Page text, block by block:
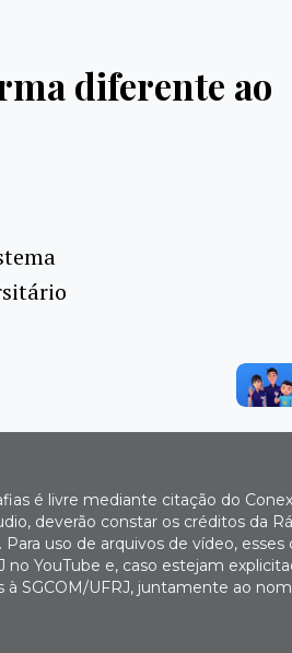
diferente ao
é livre mediante citação do
deverão constar os créditos da
uso de arquivos de vídeo, esses
YouTube e, caso estejam
SGCOM/UFRJ, juntamente ao